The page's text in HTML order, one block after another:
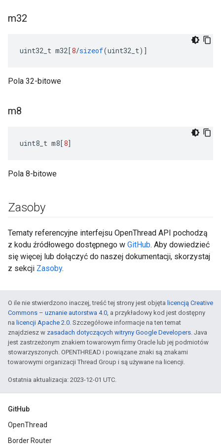
m32
uint32_t m32[8/sizeof(uint32_t)]
Pola 32-bitowe
m8
uint8_t m8[8]
Pola 8-bitowe
Zasoby
Tematy referencyjne interfejsu OpenThread API pochodzą
z kodu źródłowego dostępnego w GitHub. Aby dowiedzieć
się więcej lub dołączyć do naszej dokumentacji, skorzystaj
z sekcji Zasoby.
O ile nie stwierdzono inaczej, treść tej strony jest objęta licencją Creative
Commons – uznanie autorstwa 4.0, a przykładowy kod jest dostępny
na licencji Apache 2.0. Szczegółowe informacje na ten temat
znajdziesz w zasadach dotyczących witryny Google Developers. Java
jest zastrzeżonym znakiem towarowym firmy Oracle lub jej podmiotów
stowarzyszonych. OPENTHREAD i powiązane znaki są znakami
towarowymi organizacji Thread Group i są używane na licencji.
Ostatnia aktualizacja: 2023-12-01 UTC.
GitHub
OpenThread
Border Router